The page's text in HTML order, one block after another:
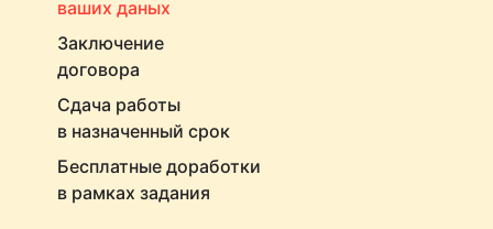
ваших даных
Заключение
договора
Сдача работы
в назначенный срок
Бесплатные доработки
в рамках задания